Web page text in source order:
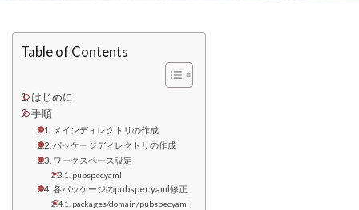
Table of Contents
はじめに
手順
メインディレクトリの作成
パッケージディレクトリの作成
ワークスペース設定
pubspec.yaml
各パッケージのpubspec.yaml修正
packages/domain/pubspec.yaml